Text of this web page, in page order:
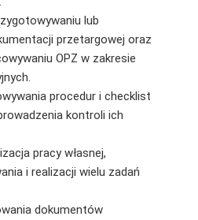
lub
przetargowej oraz
OPZ w zakresie
procedur i checklist
kontroli ich
pracy własnej,
i realizacji wielu zadań
dokumentów